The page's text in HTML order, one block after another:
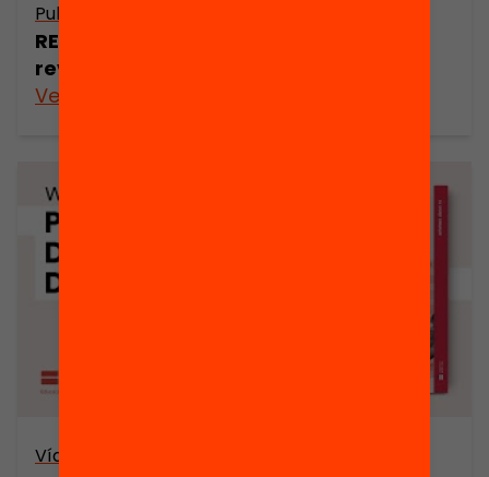
Publicació
RESET: Reptes i propostes per a la
revolució digital dels gèneres
Veure’n més
Vídeo